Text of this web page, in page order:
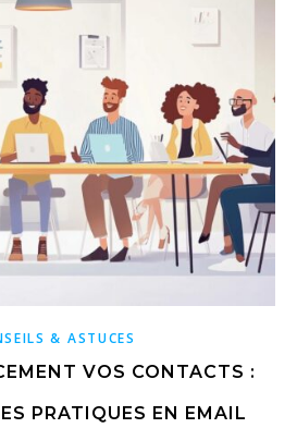
& ASTUCES
VOS CONTACTS :
PRATIQUES EN EMAIL